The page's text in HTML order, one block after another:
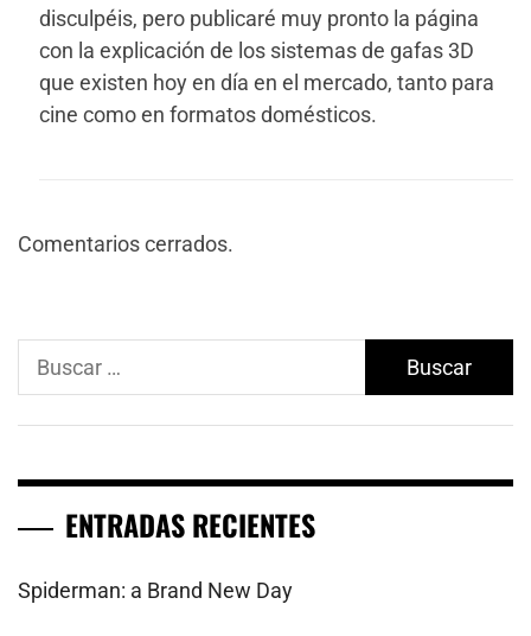
disculpéis, pero publicaré muy pronto la página
con la explicación de los sistemas de gafas 3D
que existen hoy en día en el mercado, tanto para
cine como en formatos domésticos.
Comentarios cerrados.
Buscar:
ENTRADAS RECIENTES
Spiderman: a Brand New Day